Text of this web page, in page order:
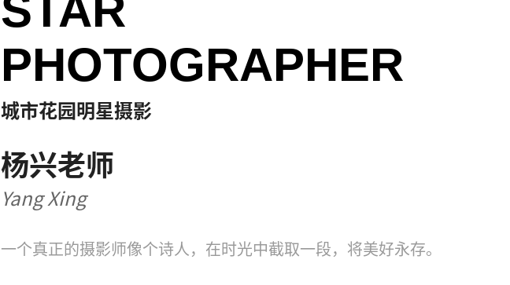
STAR
PHOTOGRAPHER
城市花园明星摄影
杨兴老师
Yang Xing
一个真正的摄影师像个诗人，在时光中截取一段，将美好永存。